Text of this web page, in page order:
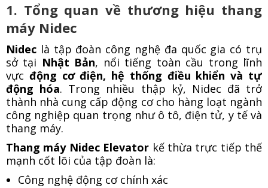
1. Tổng quan về thương hiệu thang
máy Nidec
Nidec là tập đoàn công nghệ đa quốc gia có trụ
sở tại Nhật Bản, nổi tiếng toàn cầu trong lĩnh
vực động cơ điện, hệ thống điều khiển và tự
động hóa. Trong nhiều thập kỷ, Nidec đã trở
thành nhà cung cấp động cơ cho hàng loạt ngành
công nghiệp quan trọng như ô tô, điện tử, y tế và
thang máy.
Thang máy Nidec Elevator kế thừa trực tiếp thế
mạnh cốt lõi của tập đoàn là:
Công nghệ động cơ chính xác